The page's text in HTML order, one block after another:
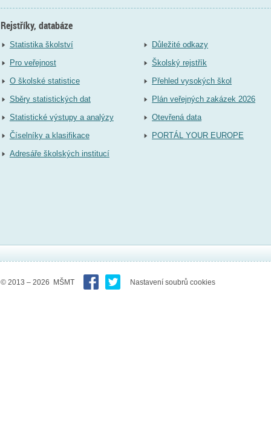
Rejstříky, databáze
Statistika školství
Pro veřejnost
O školské statistice
Sběry statistických dat
Statistické výstupy a analýzy
Číselníky a klasifikace
Adresáře školských institucí
Důležité odkazy
Školský rejstřík
Přehled vysokých škol
Plán veřejných zakázek 2026
Otevřená data
PORTÁL YOUR EUROPE
© 2013 – 2026 MŠMT Nastavení soubrů cookies